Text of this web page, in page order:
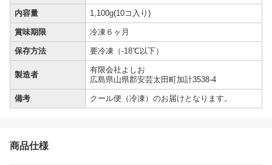
内容量 1,100g(10コ入り)
賞味期限 冷凍６ヶ月
保存方法 要冷凍（-18℃以下）
製造者
有限会社よしお
広島県山県郡安芸太田町加計3538-4
備考 クール便（冷凍）のお届けとなります。
商品仕様